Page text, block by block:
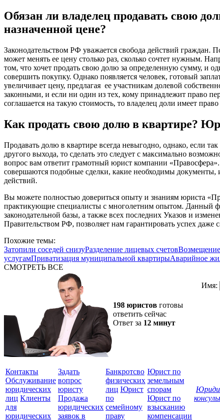
Обязан ли владелец продавать свою
назначенной цене?
Законодательством РФ уважается свобода действий граждан.
может менять ее цену столько раз, сколько сочтет нужным.
том, что хочет продать свою долю за определенную сумму, и
совершить покупку. Однако появляется человек, готовый
увеличивает цену, предлагая ее участникам долевой
законными, и если ни один из тех, кому принадлежит право
соглашается на такую стоимость, то владелец доли имеет
Как продать свою долю в квартире?
Продавать долю в квартире всегда невыгодно, однако, если
другого выхода, то сделать это следует с максимально
вопрос вам ответит грамотный юрист компании
совершаются подобные сделки, какие необходимы документы,
действий.
Вы можете полностью довериться опыту и знаниям юриста
практикующие специалисты с многолетним опытом. Данный
законодательной базы, а также всех последних Указов и
Правительством РФ, позволяет нам гарантировать успех даже
Похожие темы:
Затопили соседей снизуРазделение лицевых счетов
услугамПриватизация муниципальной квартирыАварийное
СМОТРЕТЬ ВСЕ
198 юристов готовы
ответить сейчас
Ответ за 12 минут
Имя:
Контакты
Обслуживание
юридических
лиц Клиенты
для
юридических
Задать
вопрос
юристу
Продажа
юридических
заявок в
Банкротсво
физических
лиц Юрист
по
семейному
праву
Юрист по
земельным
спорам
Юрист по
взысканию
компенсации